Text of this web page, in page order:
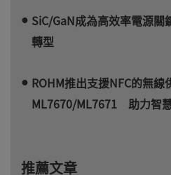
SiC/GaN成為高效率電源
轉型
ROHM推出支援NFC的無線
ML7670/ML7671 助力智
推薦文章